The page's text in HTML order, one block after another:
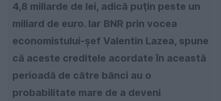
4,8 miliarde de lei, adică puţin peste un
miliard de euro. Iar BNR prin vocea
economistului-şef Valentin Lazea, spune
că aceste creditele acordate în această
perioadă de către bănci au o
probabilitate mare de a deveni